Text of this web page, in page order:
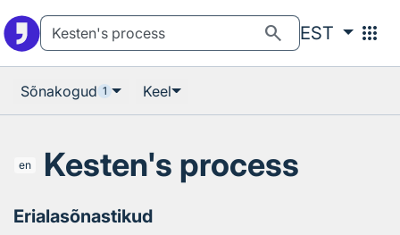
search EST apps
Sõnakogud 1 Keel
en Kesten's process
Erialasõnastikud